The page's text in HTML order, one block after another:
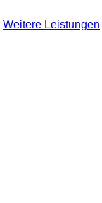
Weitere Leistungen